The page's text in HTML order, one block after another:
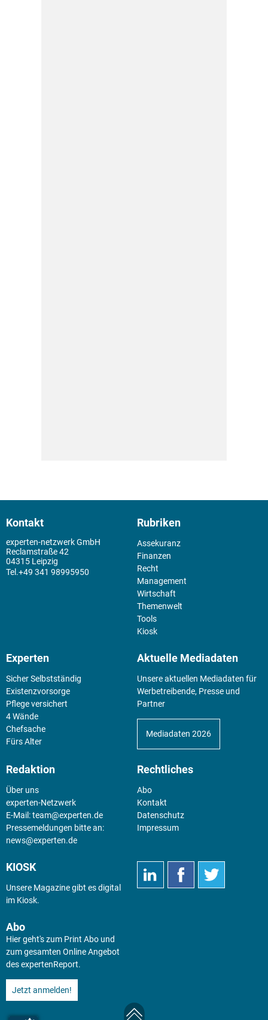
Kontakt
experten-netzwerk GmbH
Reclamstraße 42
04315 Leipzig
+49 341 98995950
Rubriken
Assekuranz
Finanzen
Recht
Management
Wirtschaft
Themenwelt
Tools
Kiosk
Experten
Sicher Selbstständig
Existenz­vorsorge
Pflege versichert
4 Wände
Chefsache
Fürs Alter
Aktuelle Mediadaten
Unsere aktuellen Mediadaten für
Werbetreibende, Presse und
Partner
Mediadaten 2026
Redaktion
Über uns
experten-Netzwerk
E-Mail:team@experten.de
Pressemeldungen bitte an:
news@experten.de
Rechtliches
Abo
Kontakt
Datenschutz
Impressum
KIOSK
Unsere Magazine gibt es digital
im Kiosk.
Abo
Hier geht's zum Print Abo und
zum gesamten Online Angebot
des expertenReport.
Jetzt anmelden!